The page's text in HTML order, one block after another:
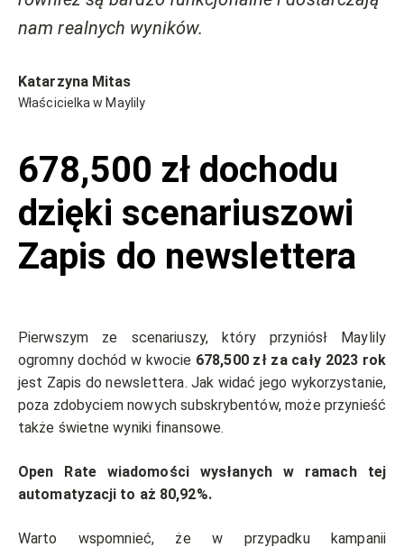
nam realnych wyników.
Katarzyna Mitas
Właścicielka w Maylily
678,500 zł dochodu
dzięki scenariuszowi
Zapis do newslettera
Pierwszym ze scenariuszy, który przyniósł Maylily
ogromny dochód w kwocie 678,500 zł za cały 2023 rok
jest Zapis do newslettera. Jak widać jego wykorzystanie,
poza zdobyciem nowych subskrybentów, może przynieść
także świetne wyniki finansowe.
Open Rate wiadomości wysłanych w ramach tej
automatyzacji to aż 80,92%.
Warto wspomnieć, że w przypadku kampanii